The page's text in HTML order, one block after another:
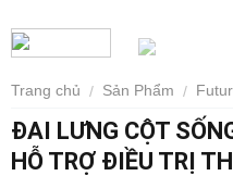
Trang chủ / Sản Phẩm /
ĐAI LƯNG CỘT
HỖ TRỢ ĐIỀU TRỊ